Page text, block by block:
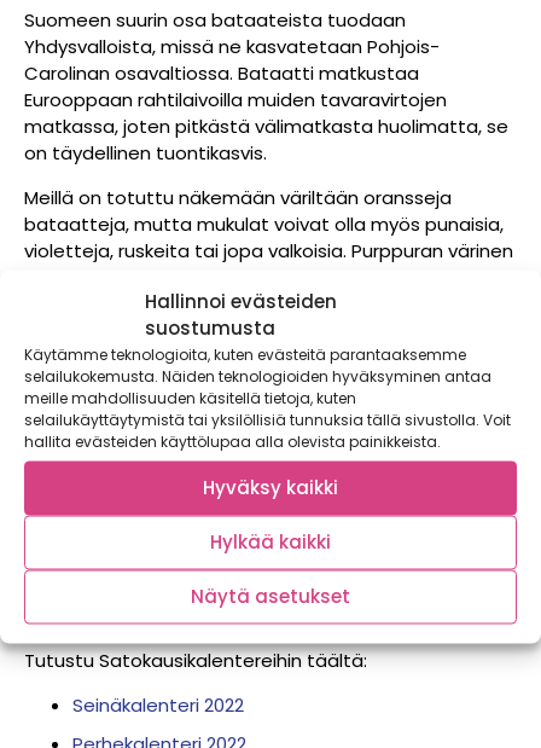
Hallinnoi evästeiden
suostumusta
Käytämme teknologioita, kuten evästeitä parantaaksemme
selailukokemusta. Näiden teknologioiden hyväksyminen antaa
meille mahdollisuuden käsitellä tietoja, kuten
selailukäyttäytymistä tai yksilöllisiä tunnuksia tällä sivustolla. Voit
hallita evästeiden käyttölupaa alla olevista painikkeista.
Hyväksy kaikki
Hylkää kaikki
Näytä asetukset
Suomeen suurin osa bataateista tuodaan
Yhdysvalloista, missä ne kasvatetaan Pohjois-
Carolinan osavaltiossa. Bataatti matkustaa
Eurooppaan rahtilaivoilla muiden tavaravirtojen
matkassa, joten pitkästä välimatkasta huolimatta, se
on täydellinen tuontikasvis.
Meillä on totuttu näkemään väriltään oransseja
bataatteja, mutta mukulat voivat olla myös punaisia,
violetteja, ruskeita tai jopa valkoisia. Purppuran värinen
verrattuna sekä selvästi suuremman määrän
beetakaroteenia muihin väreihin nähden.
Tässä täytettyjenbataattien reseptissäloistavat
purppurabataatit, mutta halutessaan raaka-aineena
toimii myös perinteisempi oranssi bataatti.
Vuoden 2022 Satokausikalenterit ovat
tilattavissa ilmaisella kotiinkuljetuksella
20.12. klo 23:59 asti. Hyödynnä myös
verkkokaupan määräalennukset.
Tutustu Satokausikalentereihin täältä:
Seinäkalenteri 2022